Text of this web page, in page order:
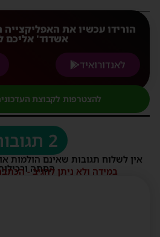
הורידו עכשיו את
אשדוד' אליכם
לאנדורואיד
להצטרפות לקבוצת
2 תגובות
אין לשלוח תגובות שאינם הולמות
הסתה
במידה ולא ניתן להגיב -